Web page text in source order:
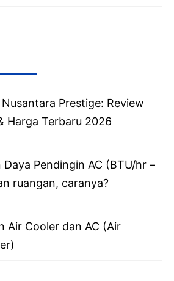
Nusantara Prestige: Review
Harga Terbaru 2026
Daya Pendingin AC (BTU/hr –
ruangan, caranya?
Air Cooler dan AC (Air